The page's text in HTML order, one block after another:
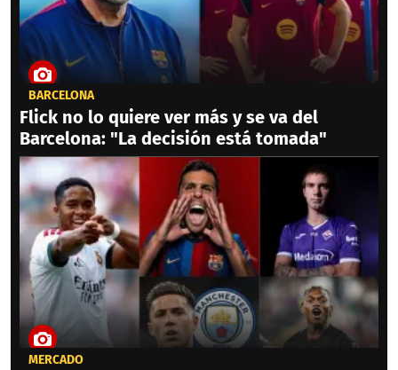
BARCELONA
Flick no lo quiere ver más y se va del
Barcelona: "La decisión está tomada"
MERCADO